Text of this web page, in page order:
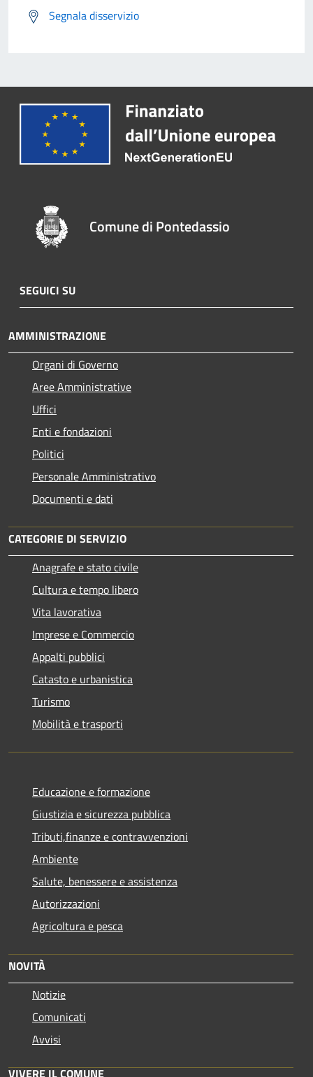
Segnala disservizio
Comune di Pontedassio
SEGUICI SU
AMMINISTRAZIONE
Organi di Governo
Aree Amministrative
Uffici
Enti e fondazioni
Politici
Personale Amministrativo
Documenti e dati
CATEGORIE DI SERVIZIO
Anagrafe e stato civile
Cultura e tempo libero
Vita lavorativa
Imprese e Commercio
Appalti pubblici
Catasto e urbanistica
Turismo
Mobilità e trasporti
Educazione e formazione
Giustizia e sicurezza pubblica
Tributi,finanze e contravvenzioni
Ambiente
Salute, benessere e assistenza
Autorizzazioni
Agricoltura e pesca
NOVITÀ
Notizie
Comunicati
Avvisi
VIVERE IL COMUNE